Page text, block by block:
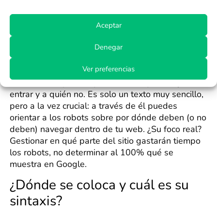
Aceptar
Denegar
Ver preferencias
Cómo guiar a los
rastreadores con el archivo
robots.txtfunciona como esa persona
estricta en la puerta que decide a quién deja
entrar y a quién no. Es solo un texto muy sencillo,
pero a la vez crucial: a través de él puedes
orientar a los robots sobre por dónde deben (o no
deben) navegar dentro de tu web. ¿Su foco real?
Gestionar en qué parte del sitio gastarán tiempo
los robots, no determinar al 100% qué se
muestra en Google.
¿Dónde se coloca y cuál es su
sintaxis?